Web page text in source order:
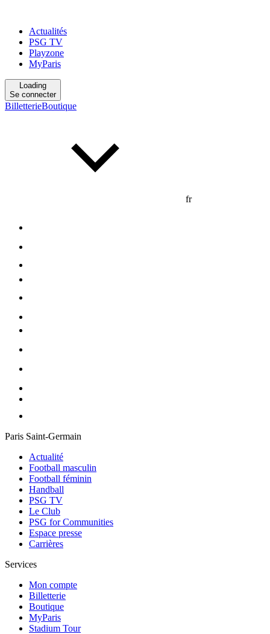
Actualités
PSG TV
Playzone
MyParis
Loading
Se connecter
BilletterieBoutique
fr
Paris Saint-Germain
Actualité
Football masculin
Football féminin
Handball
PSG TV
Le Club
PSG for Communities
Espace presse
Carrières
Services
Mon compte
Billetterie
Boutique
MyParis
Stadium Tour